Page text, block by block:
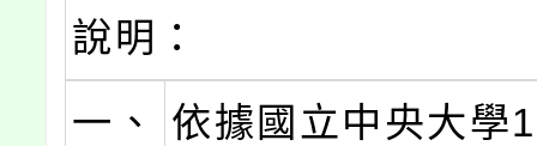
說明：
一、
依據國立中央大學